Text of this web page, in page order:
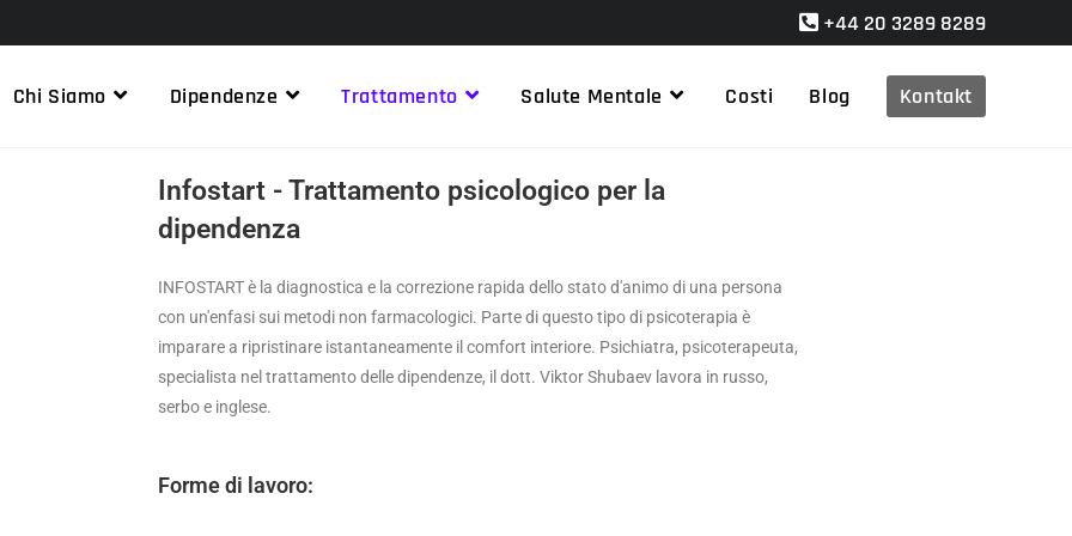
+44 20 3289 8289
Chi Siamo Dipendenze Trattamento Salute Mentale Costi Blog Kontakt
Infostart - Trattamento psicologico per la
dipendenza
INFOSTART è la diagnostica e la correzione rapida dello stato d'animo di una persona
con un'enfasi sui metodi non farmacologici. Parte di questo tipo di psicoterapia è
imparare a ripristinare istantaneamente il comfort interiore. Psichiatra, psicoterapeuta,
specialista nel trattamento delle dipendenze, il dott. Viktor Shubaev lavora in russo,
serbo e inglese.
Forme di lavoro: